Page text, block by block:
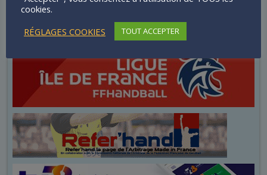
cookies.
RÉGLAGES COOKIES
TOUT ACCEPTER